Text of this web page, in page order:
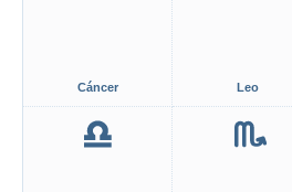
Cáncer Leo